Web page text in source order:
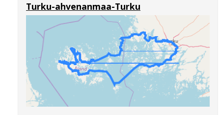
Turku-ahvenanmaa-Turku